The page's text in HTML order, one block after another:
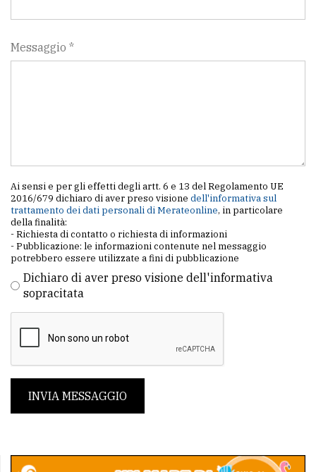
Messaggio *
Ai sensi e per gli effetti degli artt. 6 e 13 del Regolamento UE
2016/679 dichiaro di aver preso visione dell'informativa sul
trattamento dei dati personali di Merateonline, in particolare
della finalità:
- Richiesta di contatto o richiesta di informazioni
- Pubblicazione: le informazioni contenute nel messaggio
potrebbero essere utilizzate a fini di pubblicazione
Dichiaro di aver preso visione dell'informativa
sopracitata
INVIA MESSAGGIO